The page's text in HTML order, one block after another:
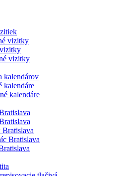
vizitky
vizitky
kalendárov
kalendáre
kalendáre
Bratislava
Bratislava